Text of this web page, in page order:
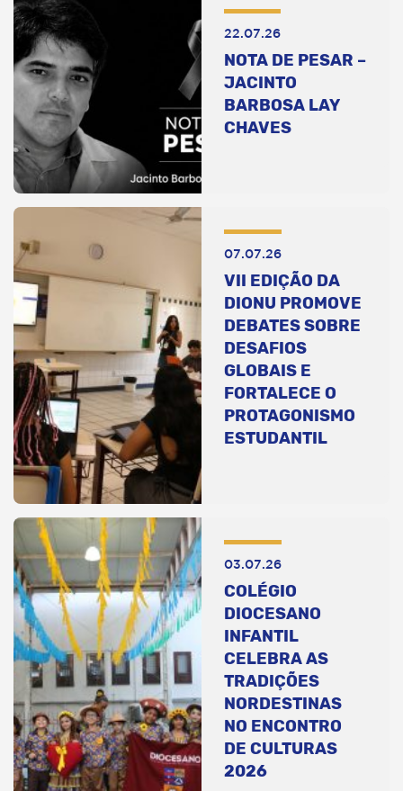
22.07.26
NOTA DE PESAR –
JACINTO
BARBOSA LAY
CHAVES
07.07.26
VII EDIÇÃO DA
DIONU PROMOVE
DEBATES SOBRE
DESAFIOS
GLOBAIS E
FORTALECE O
PROTAGONISMO
ESTUDANTIL
03.07.26
COLÉGIO
DIOCESANO
INFANTIL
CELEBRA AS
TRADIÇÕES
NORDESTINAS
NO ENCONTRO
DE CULTURAS
2026